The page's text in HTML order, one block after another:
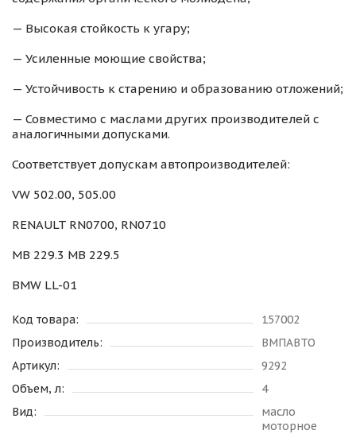
— Высокая стойкость к угару;
— Усиленные моющие свойства;
— Устойчивость к старению и образованию отложений;
— Совместимо с маслами других производителей с
аналогичными допусками.
Соответствует допускам автопроизводителей:
VW 502.00, 505.00
RENAULT RN0700, RN0710
MB 229.3 MB 229.5
BMW LL-01
Код товара:
157002
Производитель:
ВМПАВТО
Артикул:
9292
Объем, л:
4
Вид:
масло
моторное